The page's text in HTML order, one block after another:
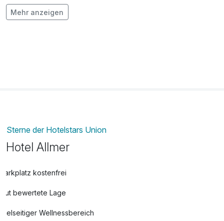
Energieausgleichsmassage
pro Zimmer
Teilmassage
Mehr anzeigen
Sterne der Hotelstars Union
Hotel Allmer
Parkplatz kostenfrei
Gut bewertete Lage
Vielseitiger Wellnessbereich